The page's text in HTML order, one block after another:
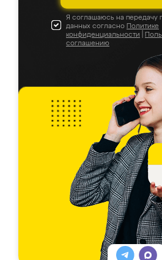
Я соглашаюсь на передачу
данных согласно Политике
конфиденциальности
соглашению